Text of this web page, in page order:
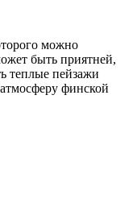
можно
быть приятней,
теплые пейзажи
финской